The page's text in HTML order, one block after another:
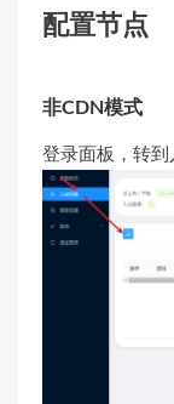
配置节点
非CDN模式
登录面板，转到